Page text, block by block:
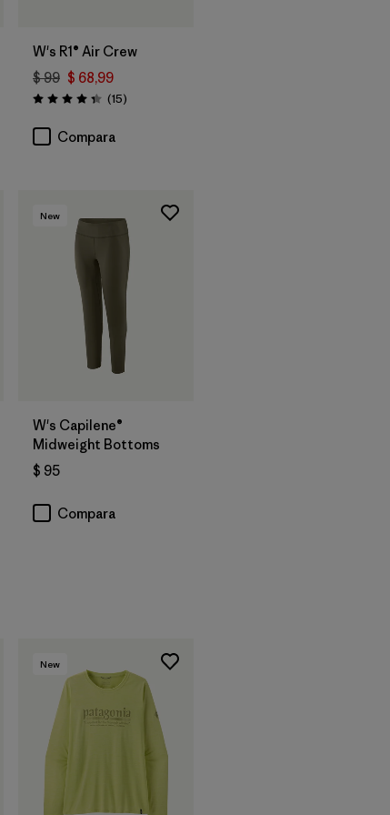
W's R1® Air Crew
$ 99 $ 68,99
Valoración: 4.3 / 5
(15Comentarios
)
Compara
New
W's Capilene®
Midweight Bottoms
$ 95
Compara
New